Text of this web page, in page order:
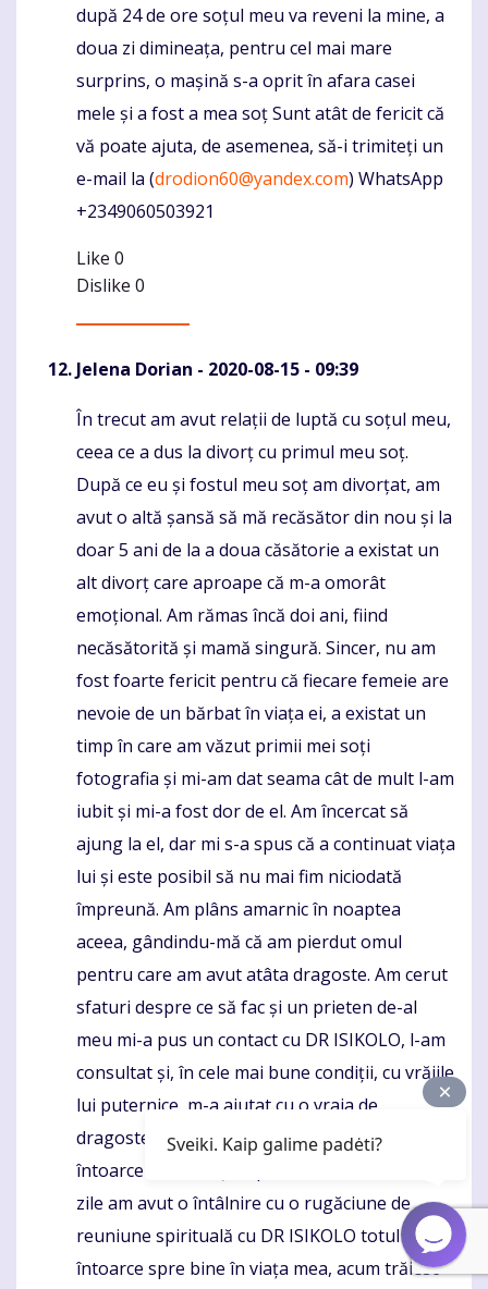
după 24 de ore soțul meu va reveni la mine, a
doua zi dimineața, pentru cel mai mare
surprins, o mașină s-a oprit în afara casei
mele și a fost a mea soț Sunt atât de fericit că
vă poate ajuta, de asemenea, să-i trimiteți un
e-mail la (drodion60@yandex.com) WhatsApp
+2349060503921
Like 0
Dislike 0
Jelena Dorian - 2020-08-15 - 09:39
Komentaras
În trecut am avut relații de luptă cu soțul meu,
ceea ce a dus la divorț cu primul meu soț.
După ce eu și fostul meu soț am divorțat, am
avut o altă șansă să mă recăsător din nou și la
doar 5 ani de la a doua căsătorie a existat un
alt divorț care aproape că m-a omorât
emoțional. Am rămas încă doi ani, fiind
necăsătorită și mamă singură. Sincer, nu am
fost foarte fericit pentru că fiecare femeie are
nevoie de un bărbat în viața ei, a existat un
timp în care am văzut primii mei soți
fotografia și mi-am dat seama cât de mult l-am
iubit și mi-a fost dor de el. Am încercat să
ajung la el, dar mi s-a spus că a continuat viața
lui și este posibil să nu mai fim niciodată
împreună. Am plâns amarnic în noaptea
aceea, gândindu-mă că am pierdut omul
pentru care am avut atâta dragoste. Am cerut
sfaturi despre ce să fac și un prieten de-al
meu mi-a pus un contact cu DR ISIKOLO, l-am
consultat și, în cele mai bune condiții, cu vrăjile
lui puternice, m-a ajutat cu o vraja de
dragoste a căsătoriei din Reunion pentru a-mi
întoarce fostul soț înapoi la mine , în doar 2
zile am avut o întâlnire cu o rugăciune de
reuniune spirituală cu DR ISIKOLO totul se
întoarce spre bine în viața mea, acum trăiesc
Sveiki. Kaip galime padėti?